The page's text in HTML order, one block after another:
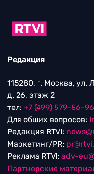
Редакция
115280, г. Москва, ул.
д. 26, этаж 2
тел: +7 (499) 579-86-96
Для общих вопросов:
Редакция RTVI:
Маркетинг/PR:
Реклама RTVI: adv-
Партнерские